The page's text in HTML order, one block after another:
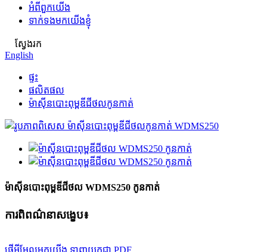
អំពីពួកយើង
ទាក់ទងមកយើងខ្ញុំ
ស្វែងរក
English
ផ្ទះ
ផលិតផល
ម៉ាស៊ីនបោះពុម្ពឌីជីថលកូនកាត់
ម៉ាស៊ីនបោះពុម្ពឌីជីថល WDMS250 កូនកាត់
ការពិពណ៌នាសង្ខេប៖